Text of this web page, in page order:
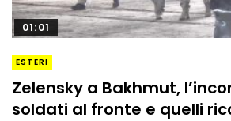
01:01
ESTERI
Zelensky a Bakhmut,
soldati al fronte e quelli